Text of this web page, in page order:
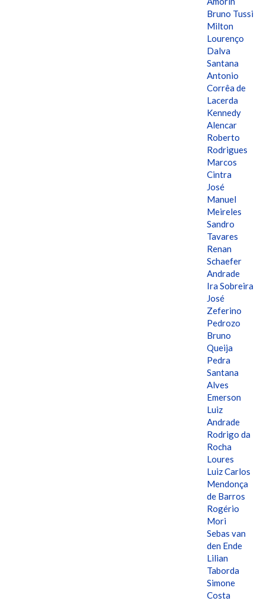
Bruno Tussi
Milton
Lourenço
Dalva
Santana
Antonio
Corrêa de
Lacerda
Kennedy
Alencar
Roberto
Rodrigues
Marcos
Cintra
José
Manuel
Meireles
Sandro
Tavares
Renan
Schaefer
Andrade
Ira Sobreira
José
Zeferino
Pedrozo
Bruno
Queija
Pedra
Santana
Alves
Emerson
Luiz
Andrade
Rodrigo da
Rocha
Loures
Luiz Carlos
Mendonça
de Barros
Rogério
Mori
Sebas van
den Ende
Lilian
Taborda
Simone
Costa